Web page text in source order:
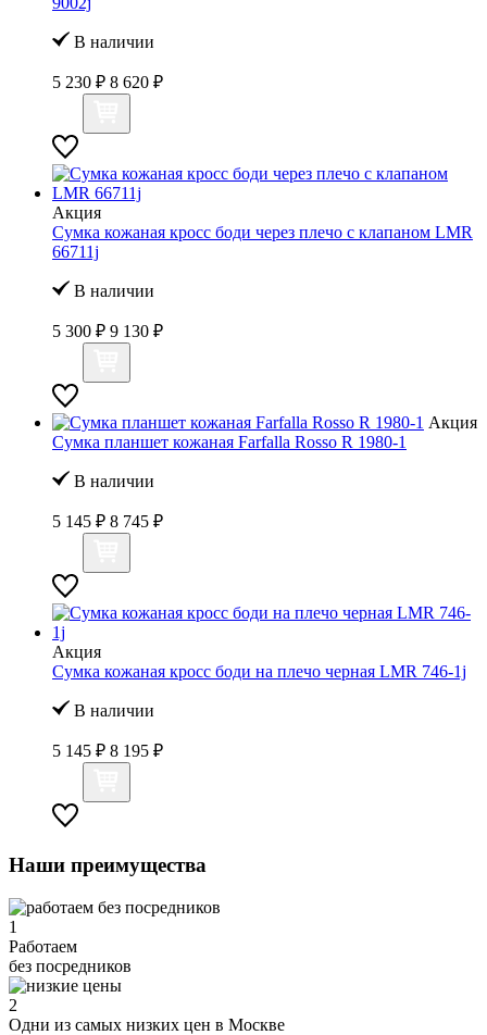
В наличии
5 230 ₽ 8 620 ₽
Акция
Сумка кожаная кросс боди через плечо с клапаном LMR
66711j
В наличии
5 300 ₽ 9 130 ₽
Акция
Сумка планшет кожаная Farfalla Rosso R 1980-1
В наличии
5 145 ₽ 8 745 ₽
Акция
Сумка кожаная кросс боди на плечо черная LMR 746-1j
В наличии
5 145 ₽ 8 195 ₽
Наши преимущества
1
Работаем
без посредников
2
Одни из самых низких цен в Москве